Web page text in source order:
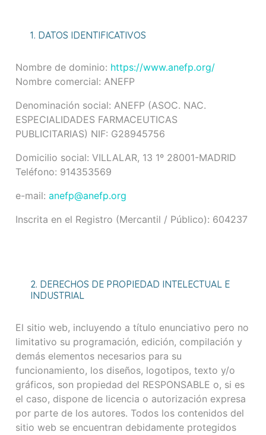
1. DATOS IDENTIFICATIVOS
Nombre de dominio: https://www.anefp.org/
Nombre comercial: ANEFP
Denominación social: ANEFP (ASOC. NAC.
ESPECIALIDADES FARMACEUTICAS
PUBLICITARIAS) NIF: G28945756
Domicilio social: VILLALAR, 13 1º 28001-MADRID
Teléfono: 914353569
e-mail:anefp@anefp.org
Inscrita en el Registro (Mercantil / Público): 604237
2. DERECHOS DE PROPIEDAD INTELECTUAL E
INDUSTRIAL
El sitio web, incluyendo a título enunciativo pero no
limitativo su programación, edición, compilación y
demás elementos necesarios para su
funcionamiento, los diseños, logotipos, texto y/o
gráficos, son propiedad del RESPONSABLE o, si es
el caso, dispone de licencia o autorización expresa
por parte de los autores. Todos los contenidos del
sitio web se encuentran debidamente protegidos